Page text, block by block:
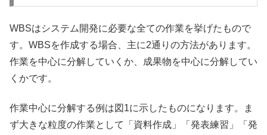
WBSはシステム開発に必要な全ての作業を挙げたもので
す。WBSを作成する場合、主に2通りの方法があります。
作業を中心に分解していくか、成果物を中心に分解してい
くかです。
作業中心に分解する例は図1に示したものになります。ま
ず大きな粒度の作業として「資料作成」「発表練習」「発